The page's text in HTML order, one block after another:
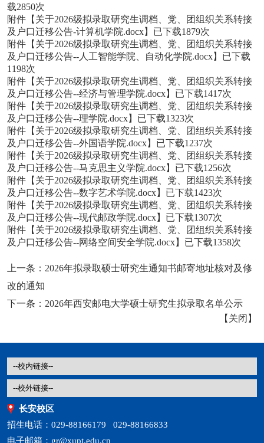
载2850次
附件【 关于2026级拟录取研究生调档、党、团组织关系转接
及户口迁移公告-计算机学院.docx】已下载1879次
附件【 关于2026级拟录取研究生调档、党、团组织关系转接
及户口迁移公告--人工智能学院、自动化学院.docx】已下载
1198次
附件【 关于2026级拟录取研究生调档、党、团组织关系转接
及户口迁移公告--经济与管理学院.docx】已下载1417次
附件【 关于2026级拟录取研究生调档、党、团组织关系转接
及户口迁移公告--理学院.docx】已下载1323次
附件【 关于2026级拟录取研究生调档、党、团组织关系转接
及户口迁移公告--外国语学院.docx】已下载1237次
附件【 关于2026级拟录取研究生调档、党、团组织关系转接
及户口迁移公告--马克思主义学院.docx】已下载1256次
附件【 关于2026级拟录取研究生调档、党、团组织关系转接
及户口迁移公告--数字艺术学院.docx】已下载1423次
附件【 关于2026级拟录取研究生调档、党、团组织关系转接
及户口迁移公告--现代邮政学院.docx】已下载1307次
附件【 关于2026级拟录取研究生调档、党、团组织关系转接
及户口迁移公告--网络空间安全学院.docx】已下载1358次
上一条： 2026年拟录取硕士研究生通知书邮寄地址核对及修
改的通知
下一条： 2026年西安邮电大学硕士研究生拟录取名单公示
【 关闭 】
长安校区
招生电话：029-88166179 029-88166833
电子邮箱：gr@xupt.edu.cn